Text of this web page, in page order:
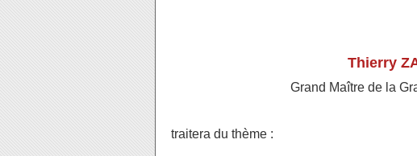
Thierry
Grand Maître de la
traitera du thème :